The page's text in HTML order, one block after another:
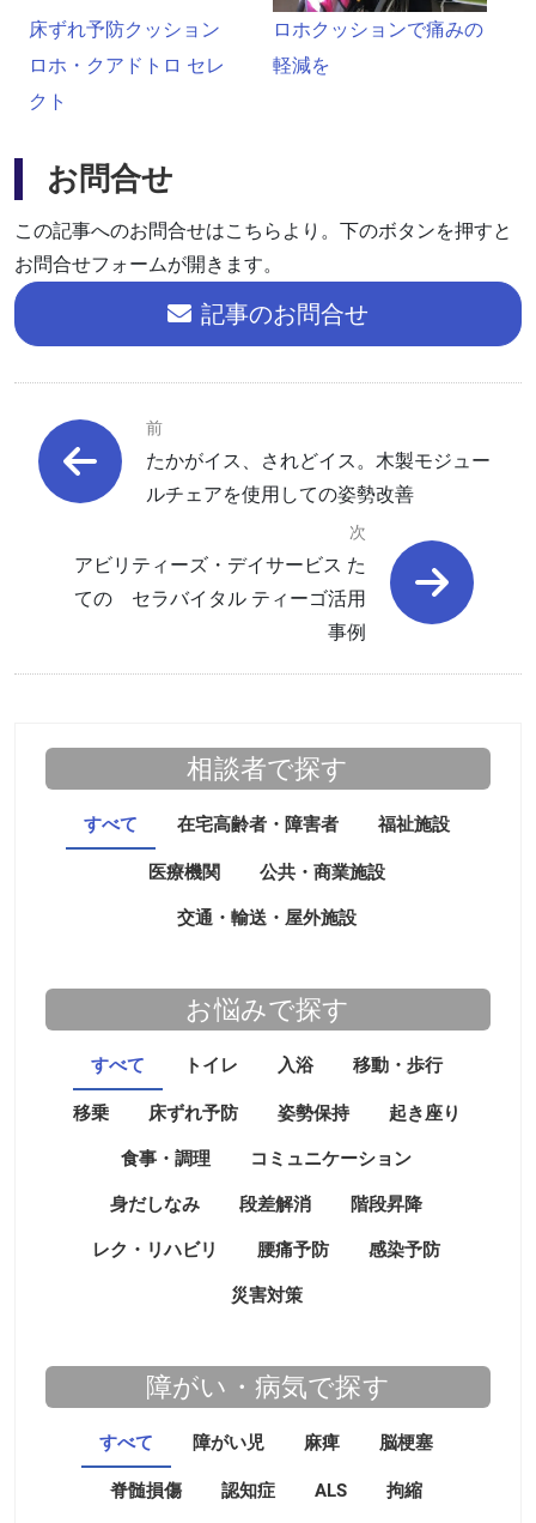
床ずれ予防クッション
ロホ・クアドトロ セレ
クト
ロホクッションで痛みの
軽減を
お問合せ
この記事へのお問合せはこちらより。下のボタンを押すと
お問合せフォームが開きます。
記事のお問合せ
前
たかがイス、されどイス。木製モジュー
ルチェアを使用しての姿勢改善
次
アビリティーズ・デイサービス た
ての セラバイタル ティーゴ活用
事例
相談者で探す
すべて 在宅高齢者・障害者 福祉施設
医療機関 公共・商業施設
交通・輸送・屋外施設
お悩みで探す
すべて トイレ 入浴 移動・歩行
移乗 床ずれ予防 姿勢保持 起き座り
食事・調理 コミュニケーション
身だしなみ 段差解消 階段昇降
レク・リハビリ 腰痛予防 感染予防
災害対策
障がい・病気で探す
すべて 障がい児 麻痺 脳梗塞
脊髄損傷 認知症 ALS 拘縮